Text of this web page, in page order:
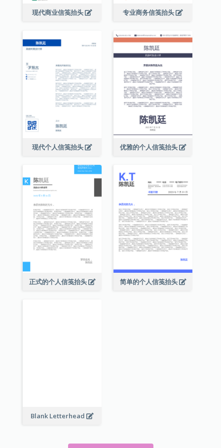
现代商业信笺抬头 专业商务信笺抬头
现代个人信笺抬头 优雅的个人信笺抬头
正式的个人信笺抬头 简单的个人信笺抬头
Blank Letterhead